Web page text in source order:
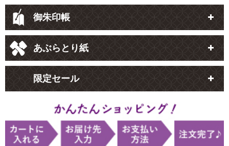
御朱印帳
あぶらとり紙
限定セール